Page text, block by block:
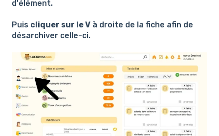
d'élément.
Puis cliquer sur le V à droite de la fiche afin de
désarchiver celle-ci.